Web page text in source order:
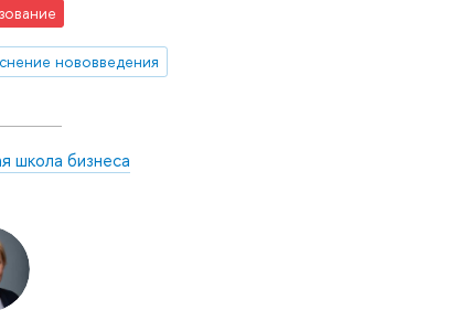
нововведения
школа бизнеса